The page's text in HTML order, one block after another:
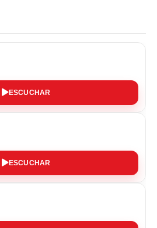
ESCUCHAR
ESCUCHAR